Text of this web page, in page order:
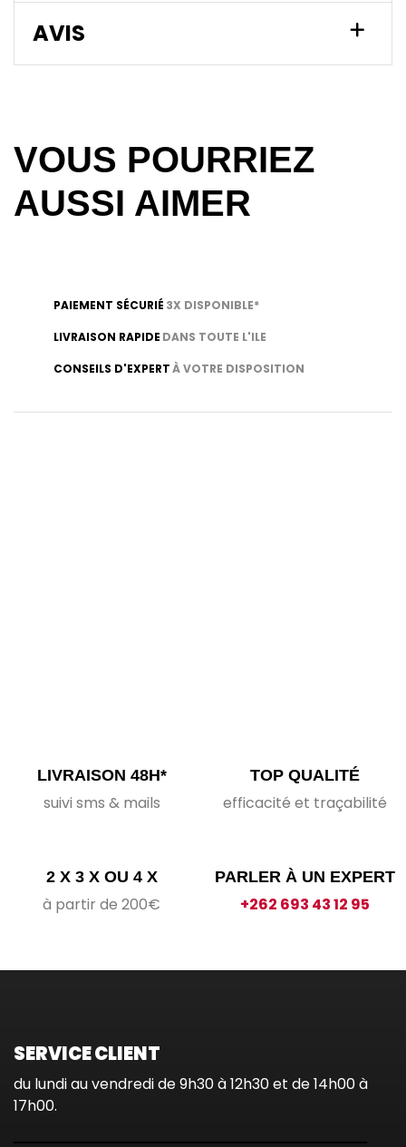
AVIS
VOUS POURRIEZ
AUSSI AIMER
PAIEMENT SÉCURIÉ 3X DISPONIBLE*
LIVRAISON RAPIDE DANS TOUTE L'ILE
CONSEILS D'EXPERTÀ VOTRE DISPOSITION
LIVRAISON 48H*
suivi sms & mails
TOP QUALITÉ
efficacité et traçabilité
2 X 3 X OU 4 X
à partir de 200€
PARLER À UN EXPERT
+262 693 43 12 95
SERVICE CLIENT
du lundi au vendredi de 9h30 à 12h30 et de 14h00 à
17h00.